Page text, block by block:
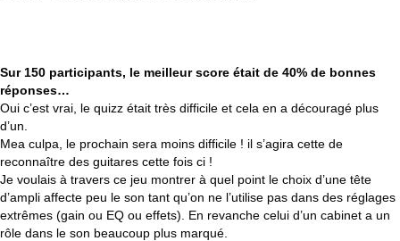
Sur 150 participants, le meilleur score était de 40% de bonnes
réponses…
Oui c’est vrai, le quizz était très difficile et cela en a découragé plus
d’un.
Mea culpa, le prochain sera moins difficile ! il s’agira cette de
reconnaître des guitares cette fois ci !
Je voulais à travers ce jeu montrer à quel point le choix d’une tête
d’ampli affecte peu le son tant qu’on ne l’utilise pas dans des réglages
extrêmes (gain ou EQ ou effets). En revanche celui d’un cabinet a un
rôle dans le son beaucoup plus marqué.